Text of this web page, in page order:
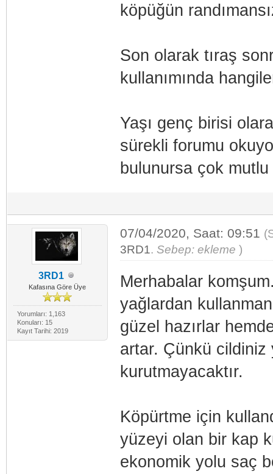
köpüğün
Son olarak tıraş
kullanımında
Yaşı genç birisi
sürekli forumu
bulunursa çok
3RD1
Kafasına Göre Üye
Yorumları: 1,163
Konuları: 15
Kayıt Tarihi: 2019
07/04/2020, Saat: 09:51
3RD1. Sebep: ekleme )
Merhabalar
yağlardan
güzel hazırlar
artar. Çünkü cildiniz
kurutmayacaktır.
Köpürtme için
yüzeyi olan bir kap
ekonomik yolu saç